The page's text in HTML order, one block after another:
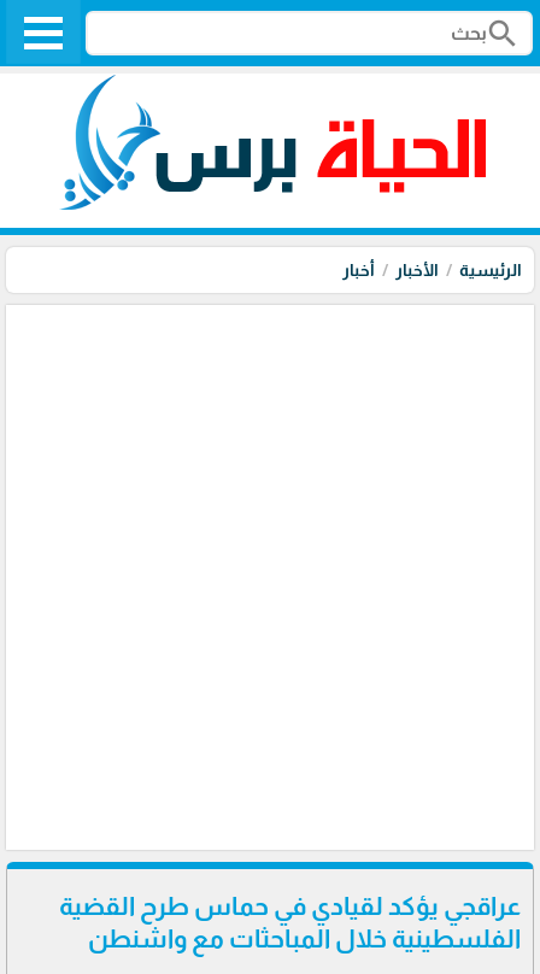
search
الرئيسية الأخبار أخبار
عراقجي يؤكد لقيادي في حماس طرح القضية
الفلسطينية خلال المباحثات مع واشنطن